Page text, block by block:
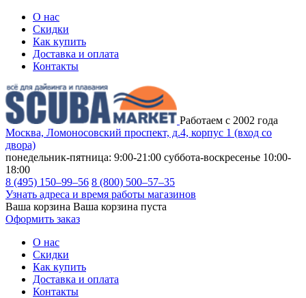
О нас
Скидки
Как купить
Доставка и оплата
Контакты
Работаем с 2002 года
Москва, Ломоносовский проспект, д.4, корпус 1 (вход со
двора)
понедельник-пятница: 9:00-21:00 суббота-воскресенье 10:00-
18:00
8 (495) 150–99–56 8 (800) 500–57–35
Узнать адреса и время работы магазинов
Ваша корзина Ваша корзина пуста
Оформить заказ
О нас
Скидки
Как купить
Доставка и оплата
Контакты